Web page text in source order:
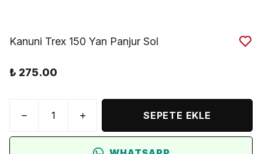
Kanuni Trex 150 Yan Panjur Sol
₺ 275.00
SEPETE EKLE